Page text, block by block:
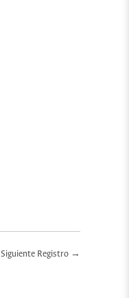
Siguiente Registro →